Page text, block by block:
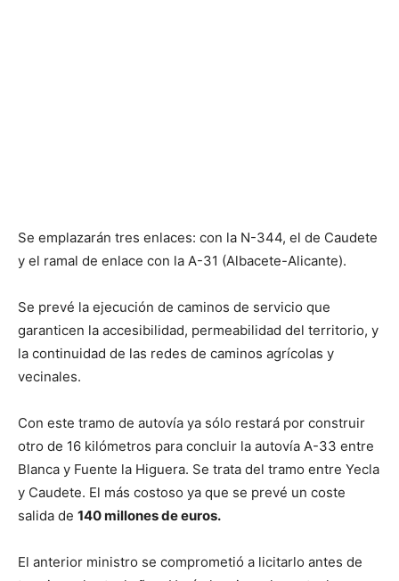
Se emplazarán tres enlaces: con la N-344, el de Caudete
y el ramal de enlace con la A-31 (Albacete-Alicante).
Se prevé la ejecución de caminos de servicio que
garanticen la accesibilidad, permeabilidad del territorio, y
la continuidad de las redes de caminos agrícolas y
vecinales.
Con este tramo de autovía ya sólo restará por construir
otro de 16 kilómetros para concluir la autovía A-33 entre
Blanca y Fuente la Higuera. Se trata del tramo entre Yecla
y Caudete. El más costoso ya que se prevé un coste
salida de 140 millones de euros.
El anterior ministro se comprometió a licitarlo antes de